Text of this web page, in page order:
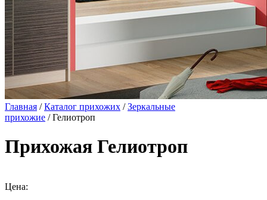
Главная /Каталог прихожих /Зеркальные
прихожие / Гелиотроп
Прихожая Гелиотроп
Цена: